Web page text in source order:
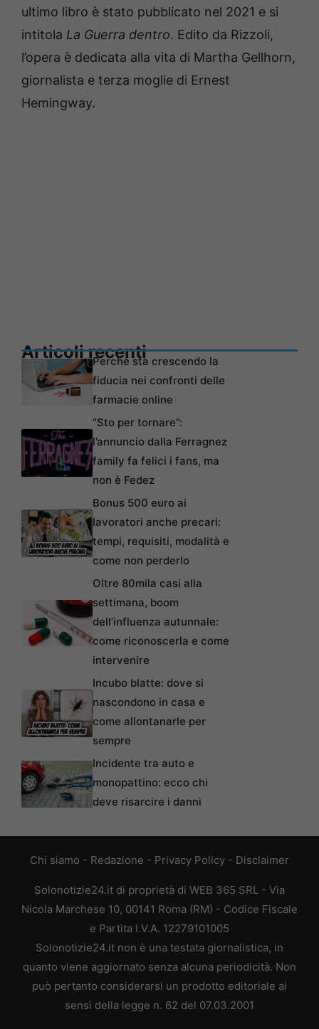
ultimo libro è stato pubblicato nel 2021 e si
intitola La Guerra dentro. Edito da Rizzoli,
l’opera è dedicata alla vita di Martha Gellhorn,
giornalista e terza moglie di Ernest
Hemingway.
Articoli recentiPerché sta crescendo la
fiducia nei confronti delle
farmacie online
“Sto per tornare”:
l’annuncio dalla Ferragnez
family fa felici i fans, ma
non è Fedez
Bonus 500 euro ai
lavoratori anche precari:
tempi, requisiti, modalità e
come non perderlo
Oltre 80mila casi alla
settimana, boom
dell’influenza autunnale:
come riconoscerla e come
intervenire
Incubo blatte: dove si
nascondono in casa e
come allontanarle per
sempre
Incidente tra auto e
monopattino: ecco chi
deve risarcire i danni
Chi siamo - Redazione - Privacy Policy - Disclaimer
Solonotizie24.it di proprietà di WEB 365 SRL - Via
Nicola Marchese 10, 00141 Roma (RM) - Codice Fiscale
e Partita I.V.A. 12279101005
Solonotizie24.it non è una testata giornalistica, in
quanto viene aggiornato senza alcuna periodicità. Non
può pertanto considerarsi un prodotto editoriale ai
sensi della legge n. 62 del 07.03.2001